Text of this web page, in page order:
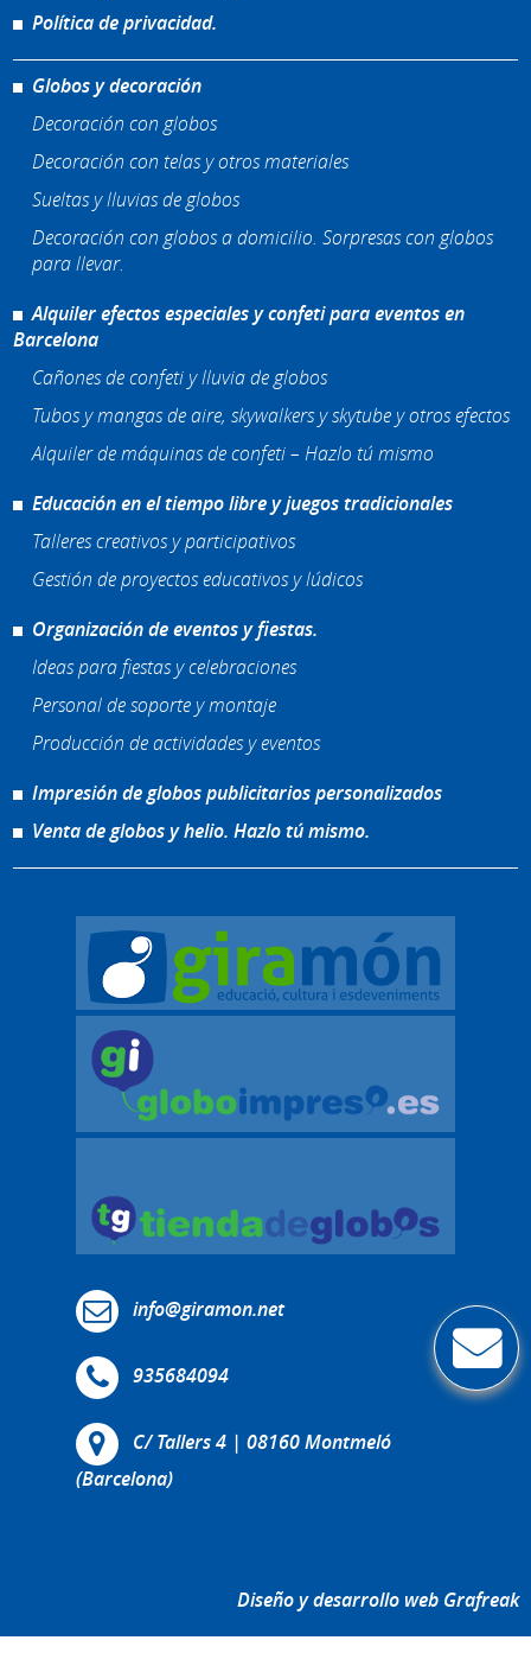
Política de privacidad.
Globos y decoración
Decoración con globos
Decoración con telas y otros materiales
Sueltas y lluvias de globos
Decoración con globos a domicilio. Sorpresas con globos
para llevar.
Alquiler efectos especiales y confeti para eventos en
Barcelona
Cañones de confeti y lluvia de globos
Tubos y mangas de aire, skywalkers y skytube y otros efectos
Alquiler de máquinas de confeti – Hazlo tú mismo
Educación en el tiempo libre y juegos tradicionales
Talleres creativos y participativos
Gestión de proyectos educativos y lúdicos
Organización de eventos y fiestas.
Ideas para fiestas y celebraciones
Personal de soporte y montaje
Producción de actividades y eventos
Impresión de globos publicitarios personalizados
Venta de globos y helio. Hazlo tú mismo.
info@giramon.net
935684094
C/ Tallers 4 | 08160 Montmeló
(Barcelona)
Diseño y desarrollo web Grafreak